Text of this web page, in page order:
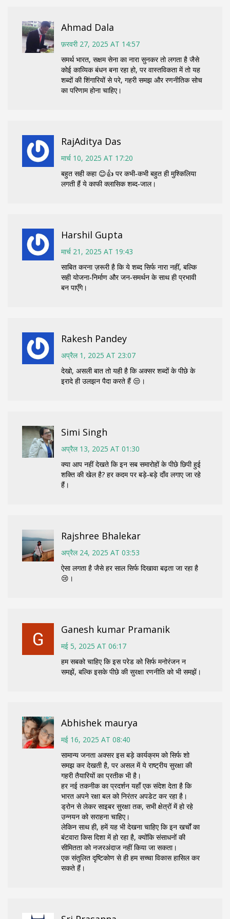
Ahmad Dala
फ़रवरी 27, 2025 AT 14:57
समर्थ भारत, सक्षम सेना का नारा सुनकर तो लगता है जैसे
कोई काव्यिक बंधन बना रहा हो, पर वास्तविकता में तो यह
शब्दों की शिंगारियों से परे, गहरी समझ और रणनीतिक सोच
का परिणाम होना चाहिए।
RajAditya Das
मार्च 10, 2025 AT 17:20
बहुत सही कहा 😊👍 पर कभी‑कभी बहुत ही मुश्किलिया
लगती हैं ये काफी क्लासिक शब्द‑जाल।
Harshil Gupta
मार्च 21, 2025 AT 19:43
साबित करना ज़रूरी है कि ये शब्द सिर्फ नारा नहीं, बल्कि
सही योजना‑निर्माण और जन‑समर्थन के साथ ही प्रभावी
बन पाएँगे।
Rakesh Pandey
अप्रैल 1, 2025 AT 23:07
देखो, असली बात तो यही है कि अक्सर शब्दों के पीछे के
इरादे ही उलझन पैदा करते हैं 😒।
Simi Singh
अप्रैल 13, 2025 AT 01:30
क्या आप नहीं देखते कि इन सब समारोहों के पीछे छिपी हुई
शक्ति की खेल है? हर कदम पर बड़े‑बड़े दाँव लगाए जा रहे
हैं।
Rajshree Bhalekar
अप्रैल 24, 2025 AT 03:53
ऐसा लगता है जैसे हर साल सिर्फ दिखावा बढ़ता जा रहा है
😢।
Ganesh kumar Pramanik
मई 5, 2025 AT 06:17
हम सबको चाहिए कि इस परेड को सिर्फ मनोरंजन न
समझें, बल्कि इसके पीछे की सुरक्षा रणनीति को भी समझें।
Abhishek maurya
मई 16, 2025 AT 08:40
सामान्य जनता अक्सर इस बड़े कार्यक्रम को सिर्फ शो
समझ कर देखती है, पर असल में ये राष्ट्रीय सुरक्षा की
गहरी तैयारियों का प्रतीक भी है।
हर नई तकनीक का प्रदर्शन यहाँ एक संदेश देता है कि
भारत अपने रक्षा बल को निरंतर अपडेट कर रहा है।
ड्रोन से लेकर साइबर सुरक्षा तक, सभी क्षेत्रों में हो रहे
उन्नयन को सराहना चाहिए।
लेकिन साथ ही, हमें यह भी देखना चाहिए कि इन खर्चों का
बंटवारा किस दिशा में हो रहा है, क्योंकि संसाधनों की
सीमितता को नजरअंदाज नहीं किया जा सकता।
एक संतुलित दृष्टिकोण से ही हम सच्चा विकास हासिल कर
सकते हैं।